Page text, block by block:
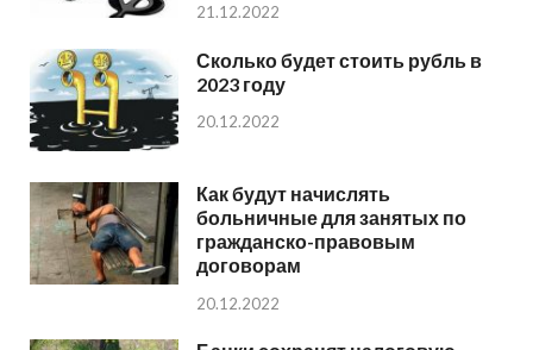
21.12.2022
Сколько будет стоить рубль в
2023 году
20.12.2022
Как будут начислять
больничные для занятых по
гражданско-правовым
договорам
20.12.2022